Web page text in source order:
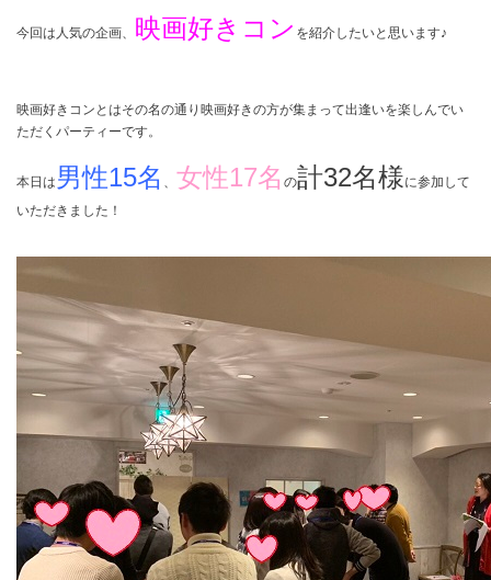
今回は人気の企画、 映画好きコン を紹介したいと思います♪
映画好きコンとはその名の通り映画好きの方が集まって出逢いを楽しんでい
ただくパーティーです。
本日は 男性15名 、 女性17名 の計32名様に参加して
いただきました！